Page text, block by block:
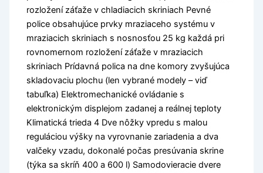
rozložení záťaže v chladiacich skriniach Pevné
police obsahujúce prvky mraziaceho systému v
mraziacich skriniach s nosnosťou 25 kg každá pri
rovnomernom rozložení záťaže v mraziacich
skriniach Prídavná polica na dne komory zvyšujúca
skladovaciu plochu (len vybrané modely – viď
tabuľka) Elektromechanické ovládanie s
elektronickým displejom zadanej a reálnej teploty
Klimatická trieda 4 Dve nôžky vpredu s malou
reguláciou výšky na vyrovnanie zariadenia a dva
valčeky vzadu, dokonalé počas presúvania skrine
(týka sa skríň 400 a 600 l) Samodovieracie dvere